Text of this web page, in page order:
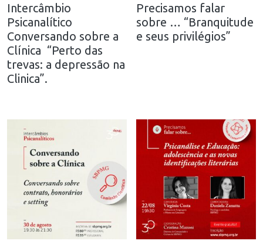
Intercâmbio
Psicanalítico
Conversando sobre a
Clínica “Perto das
trevas: a depressão na
Clinica”.
Precisamos falar
sobre … “Branquitude
e seus privilégios”